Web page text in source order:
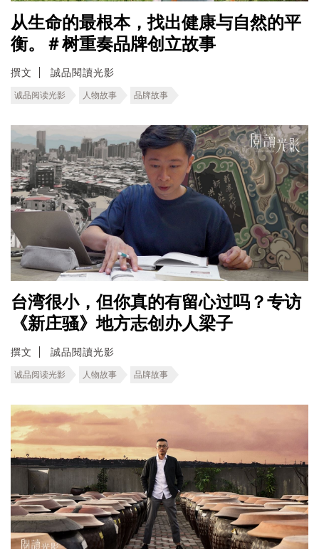
从生命的最根本，找出健康与自然的平
衡。＃树重奏品牌创立故事
撰文 誠品閱讀光影
诚品阅读光影 人物故事 品牌故事
台湾很小，但你真的有留心过吗？专访
《新庄骚》地方志创办人梁子
撰文 誠品閱讀光影
诚品阅读光影 人物故事 品牌故事